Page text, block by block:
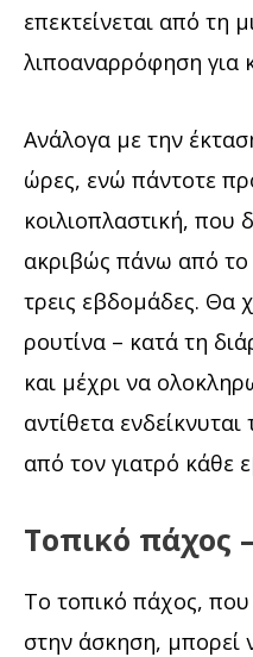
επεκτείνεται από τη
λιποαναρρόφηση για
Ανάλογα με την
ώρες, ενώ πάντοτε
κοιλιοπλαστική, που
ακριβώς πάνω από το
τρεις εβδομάδες. Θα
ρουτίνα – κατά τη
και μέχρι να
αντίθετα
από τον γιατρό κάθε
Τοπικό πάχος
Το τοπικό πάχος, που
στην άσκηση, μπορεί